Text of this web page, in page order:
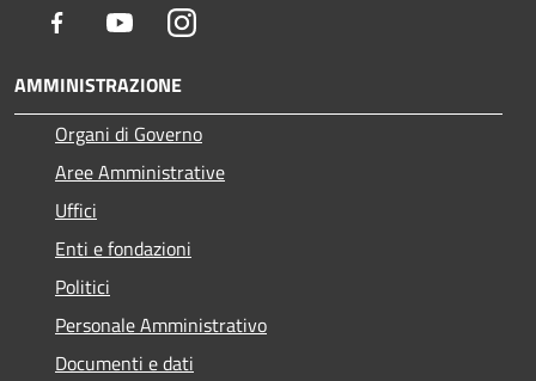
Facebook YoutubeInstagram
AMMINISTRAZIONE
Organi di Governo
Aree Amministrative
Uffici
Enti e fondazioni
Politici
Personale Amministrativo
Documenti e dati